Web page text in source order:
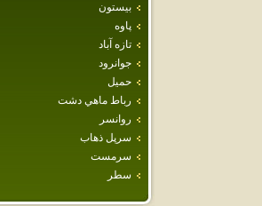
بيستون
پاوه
تازه آباد
جوانرود
حميل
رباط ماهي دشت
روانسر
سرپل ذهاب
سرمست
سطر